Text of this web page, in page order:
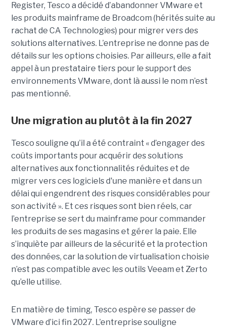
Register, Tesco a décidé d’abandonner VMware et
les produits mainframe de Broadcom (hérités suite au
rachat de CA Technologies) pour migrer vers des
solutions alternatives. L’entreprise ne donne pas de
détails sur les options choisies. Par ailleurs, elle a fait
appel à un prestataire tiers pour le support des
environnements VMware, dont là aussi le nom n’est
pas mentionné.
Une migration au plutôt à la fin 2027
Tesco souligne qu’il a été contraint « d’engager des
coûts importants pour acquérir des solutions
alternatives aux fonctionnalités réduites et de
migrer vers ces logiciels d'une manière et dans un
délai qui engendrent des risques considérables pour
son activité ». Et ces risques sont bien réels, car
l’entreprise se sert du mainframe pour commander
les produits de ses magasins et gérer la paie. Elle
s’inquiète par ailleurs de la sécurité et la protection
des données, car la solution de virtualisation choisie
n’est pas compatible avec les outils Veeam et Zerto
qu’elle utilise.
En matière de timing, Tesco espère se passer de
VMware d’ici fin 2027. L’entreprise souligne